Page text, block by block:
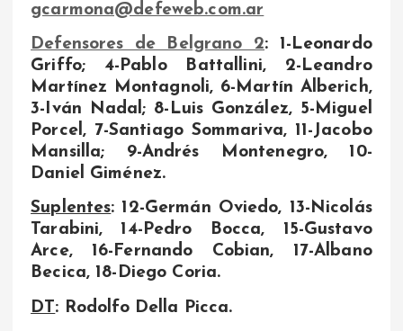
gcarmona@defeweb.com.ar
Defensores de Belgrano 2: 1-Leonardo
Griffo; 4-Pablo Battallini, 2-Leandro
Martínez Montagnoli, 6-Martín Alberich,
3-Iván Nadal; 8-Luis González, 5-Miguel
Porcel, 7-Santiago Sommariva, 11-Jacobo
Mansilla; 9-Andrés Montenegro, 10-
Daniel Giménez.
Suplentes: 12-Germán Oviedo, 13-Nicolás
Tarabini, 14-Pedro Bocca, 15-Gustavo
Arce, 16-Fernando Cobian, 17-Albano
Becica, 18-Diego Coria.
DT: Rodolfo Della Picca.